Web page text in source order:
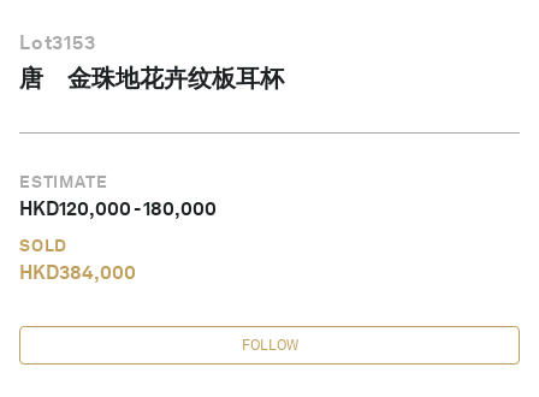
Lot3153
唐 金珠地花卉纹板耳杯
ESTIMATE
HKD120,000-180,000
SOLD
HKD384,000
FOLLOW